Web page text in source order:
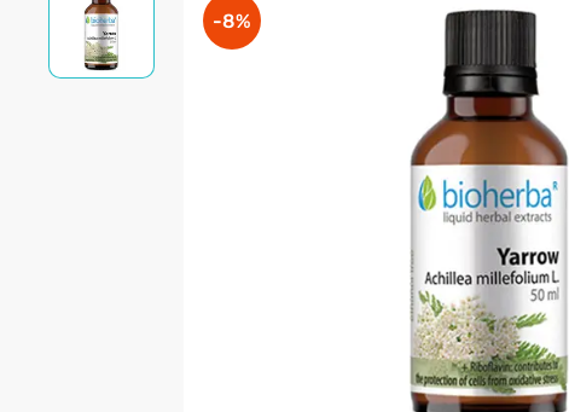
-8%